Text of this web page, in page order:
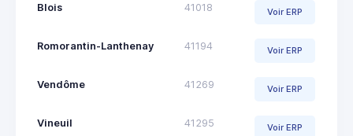
Blois 41018 Voir ERP
Romorantin-Lanthenay 41194 Voir ERP
Vendôme 41269 Voir ERP
Vineuil 41295 Voir ERP